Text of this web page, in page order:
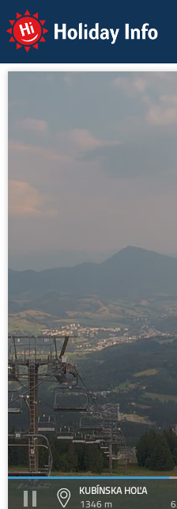
Holiday Info
KUBÍNSKA HOĽA
1346 m